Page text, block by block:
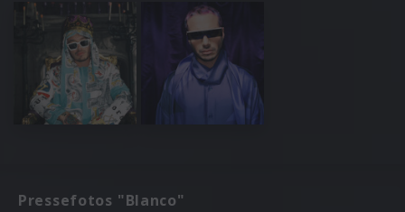
Pressefotos "Blanco"